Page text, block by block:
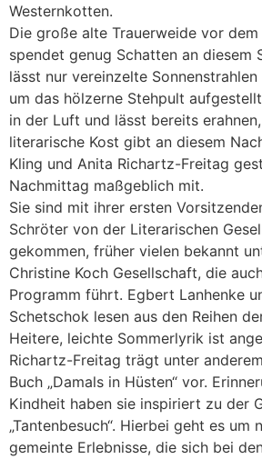
Westernkotten.
Die große alte Trauerweide vor dem
spendet genug Schatten an diesem
lässt nur vereinzelte
um das hölzerne Stehpult
in der Luft und lässt bereits
literarische Kost gibt an diesem
Kling und Anita Richartz-Freitag
Nachmittag maßgeblich mit.
Sie sind mit ihrer ersten
Schröter von der Literarischen
gekommen, früher vielen bekannt
Christine Koch Gesellschaft, die
Programm führt. Egbert Lanhenke
Schetschok lesen aus den Reihen
Heitere, leichte Sommerlyrik ist
Richartz-Freitag trägt unter
Buch „Damals in Hüsten“ vor.
Kindheit haben sie inspiriert zu der
„Tantenbesuch“. Hierbei geht es um
gemeinte Erlebnisse, die sich bei